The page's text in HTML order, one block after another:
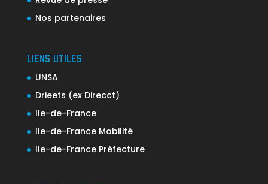
Nos partenaires
LIENS UTILES
UNSA
Drieets (ex Direcct)
Ile-de-France
Ile-de-France Mobilité
Ile-de-France Préfecture